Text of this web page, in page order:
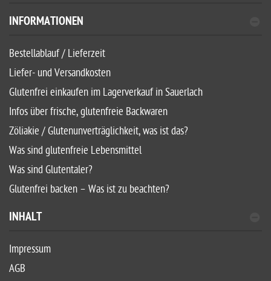
INFORMATIONEN
Bestellablauf / Lieferzeit
Liefer- und Versandkosten
Glutenfrei einkaufen im Lagerverkauf in Sauerlach
Infos über frische, glutenfreie Backwaren
Zöliakie / Glutenunverträglichkeit, was ist das?
Was sind glutenfreie Lebensmittel
Was sind Glutentaler?
Glutenfrei backen – Was ist zu beachten?
INHALT
Impressum
AGB